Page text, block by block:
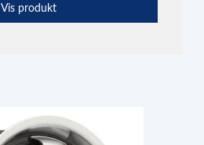
Vis produkt